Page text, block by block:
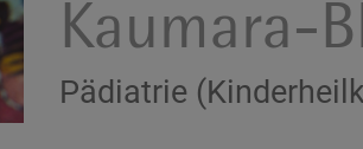
Kaumara-
Pädiatrie